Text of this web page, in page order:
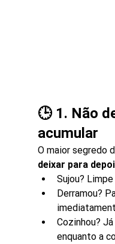
🕒 1. Não
acumular
O maior segredo
deixar para
Sujou? Limpe
Derramou?
Cozinhou?
enquanto a